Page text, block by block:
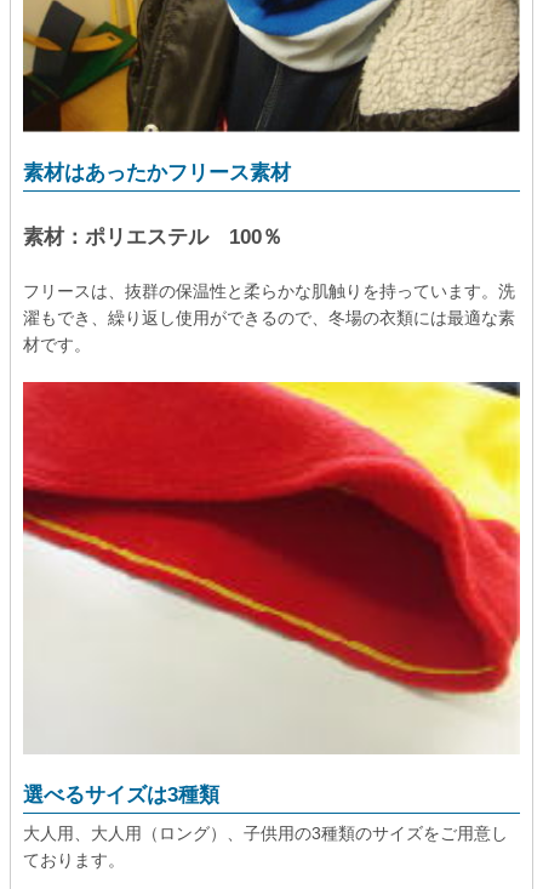
素材はあったかフリース素材
素材：ポリエステル 100％
フリースは、抜群の保温性と柔らかな肌触りを持っています。洗
濯もでき、繰り返し使用ができるので、冬場の衣類には最適な素
材です。
選べるサイズは3種類
大人用、大人用（ロング）、子供用の3種類のサイズをご用意し
ております。